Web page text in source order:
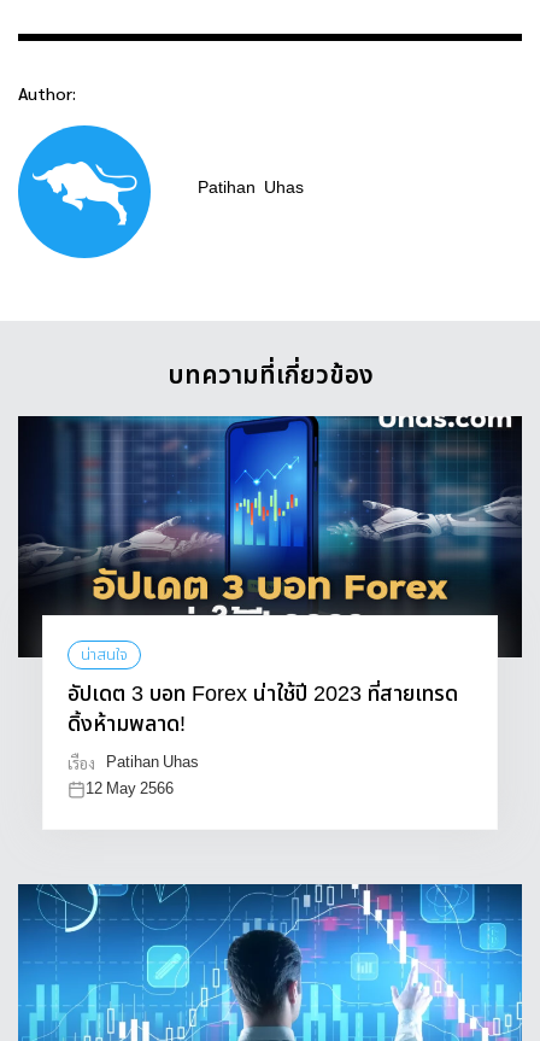
Author:
Patihan Uhas
บทความที่เกี่ยวข้อง
น่าสนใจ
อัปเดต 3 บอท Forex น่าใช้ปี 2023 ที่สายเทรด
ดิ้งห้ามพลาด!
เรื่อง
Patihan Uhas
12 May 2566